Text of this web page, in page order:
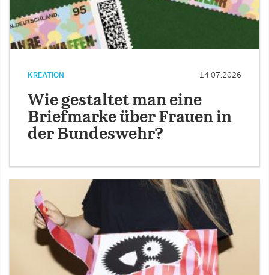
KREATION 14.07.2026
Wie gestaltet man eine
Briefmarke über Frauen in
der Bundeswehr?